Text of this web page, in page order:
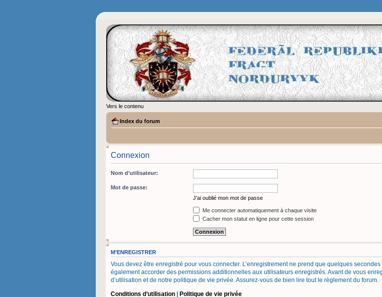
Vers le contenu
Index du forum
Connexion
Nom d’utilisateur:
Mot de passe:
J’ai oublié mon mot de passe
Me connecter automatiquement à chaque visite
Cacher mon statut en ligne pour cette session
M’ENREGISTRER
Vous devez être enregistré pour vous connecter. L’enregistrement ne prend que quelques
également accorder des permissions additionnelles aux utilisateurs enregistrés. Avant de vous
d’utilisation et de notre politique de vie privée. Assurez-vous de bien lire tout le règlement du forum.
Conditions d’utilisation | Politique de vie privée